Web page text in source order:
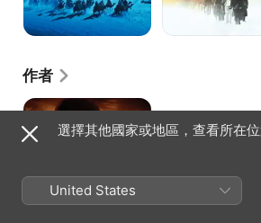
作者
A
to
選擇其他國家或地區，查看所在
United States